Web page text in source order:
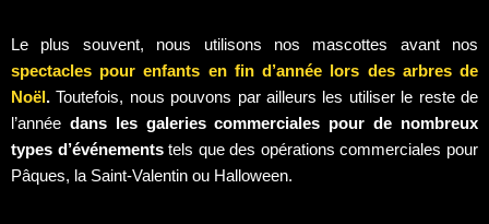
Le plus souvent, nous utilisons nos mascottes avant nos
spectacles pour enfants en fin d’année lors des arbres de
Noël.Toutefois, nous pouvons par ailleurs les utiliser le reste de
l’année dans les galeries commerciales pour de nombreux
types d’événementstels que des opérations commerciales pour
Pâques, la Saint-Valentin ou Halloween.